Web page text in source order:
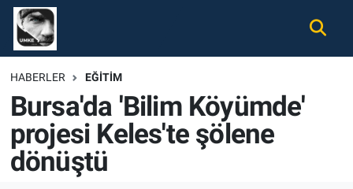
HABERLER EĞITIM
Bursa'da 'Bilim Köyümde'
projesi Keles'te şölene
dönüştü
Gündem
Ekonomi
Spor
Magazin
Nöbetçi Eczaneler
Hava Durumu
Namaz Vakitleri
Trafik Durumu